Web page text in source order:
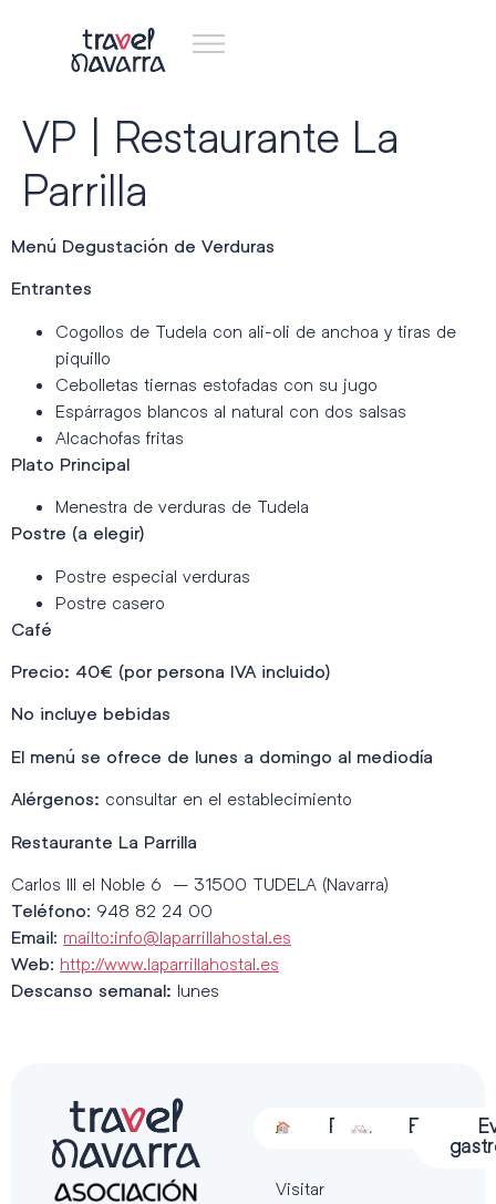
VP | Restaurante La
Parrilla
Menú Degustación de Verduras
Entrantes
Cogollos de Tudela con ali-oli de anchoa y tiras de
piquillo
Cebolletas tiernas estofadas con su jugo
Espárragos blancos al natural con dos salsas
Alcachofas fritas
Plato Principal
Menestra de verduras de Tudela
Postre (a elegir)
Postre especial verduras
Postre casero
Café
Precio: 40€ (por persona IVA incluido)
No incluye bebidas
El menú se ofrece de lunes a domingo al mediodía
Alérgenos: consultar en el establecimiento
Restaurante La Parrilla
Carlos III el Noble 6 – 31500 TUDELA (Navarra)
Teléfono: 948 82 24 00
Email: mailto:info@laparrillahostal.es
Web: http://www.laparrillahostal.es
Descanso semanal: lunes
Alojamiento
Restauración
Actividades
Visitar